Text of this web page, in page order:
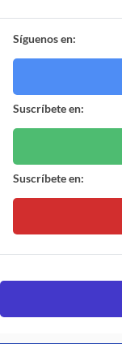
Síguenos en:
Suscríbete en:
Suscríbete en: